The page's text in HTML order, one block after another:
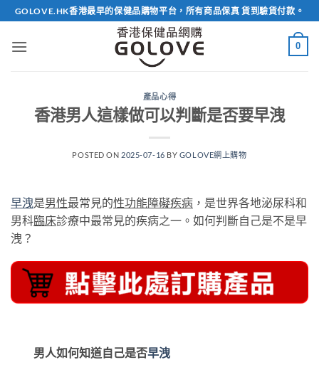
Skip
to
content
GOLOVE.HK香港最早的保健品購物平台，所有商品保真 貨到驗貨付款。
0
產品心得
香港男人這樣做可以判斷是否要早洩
POSTED ON 2025-07-16 BY GOLOVE網上購物
早洩是男性最常見的性功能障礙疾病 ，是世界各地泌尿科和
男科臨床診療中最常見的疾病之一。如何判斷自己是不是早
洩？
男人如何知道自己是否早洩